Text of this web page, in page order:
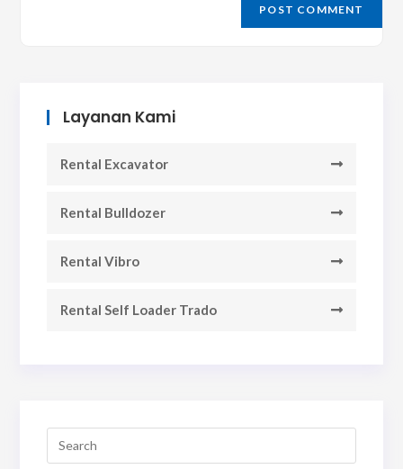
Layanan Kami
Rental Excavator
Rental Bulldozer
Rental Vibro
Rental Self Loader Trado